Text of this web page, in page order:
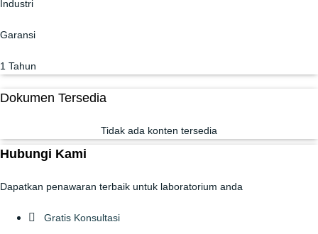
Industri
Garansi
1 Tahun
Dokumen Tersedia
Tidak ada konten tersedia
Hubungi Kami
Dapatkan penawaran terbaik untuk laboratorium anda
Gratis Konsultasi